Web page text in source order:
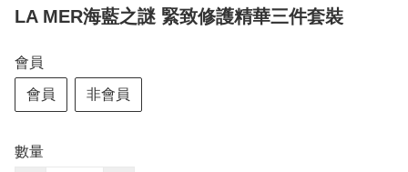
LA MER海藍之謎 緊致修護精華三件套裝
會員
會員 非會員
數量